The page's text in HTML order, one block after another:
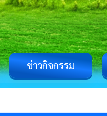
ข่าวกิจกรรม